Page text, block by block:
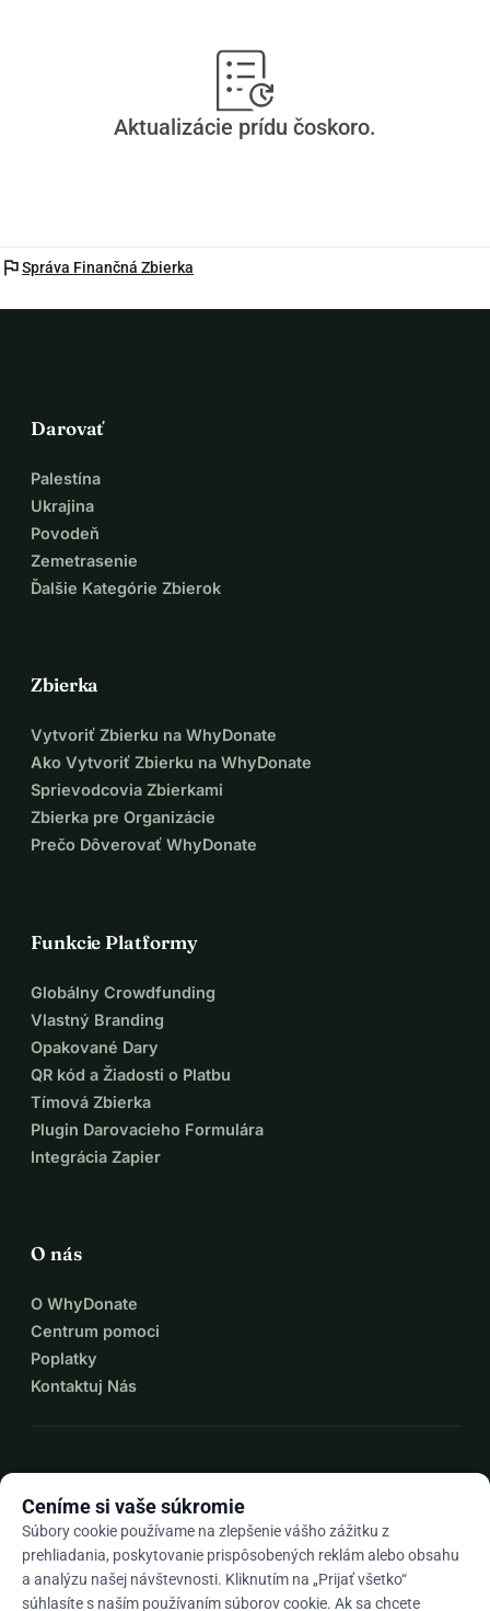
Aktualizácie prídu čoskoro.
flagSpráva Finančná Zbierka
Darovať
Palestína
Ukrajina
Povodeň
Zemetrasenie
Ďalšie Kategórie Zbierok
Zbierka
Vytvoriť Zbierku na WhyDonate
Ako Vytvoriť Zbierku na WhyDonate
Sprievodcovia Zbierkami
Zbierka pre Organizácie
Prečo Dôverovať WhyDonate
Funkcie Platformy
Globálny Crowdfunding
Vlastný Branding
Opakované Dary
QR kód a Žiadosti o Platbu
Tímová Zbierka
Plugin Darovacieho Formulára
Integrácia Zapier
O nás
O WhyDonate
Centrum pomoci
Poplatky
Kontaktuj Nás
Skarrow_drop_down
Ceníme si vaše súkromie
Súbory cookie používame na zlepšenie vášho zážitku z
prehliadania, poskytovanie prispôsobených reklám alebo obsahu
a analýzu našej návštevnosti. Kliknutím na „Prijať všetko“
súhlasíte s naším používaním súborov cookie. Ak sa chcete